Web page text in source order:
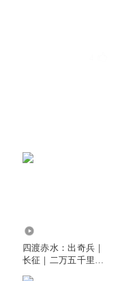
好说……
四渡赤水：出奇兵｜
长征｜二万五千里｜